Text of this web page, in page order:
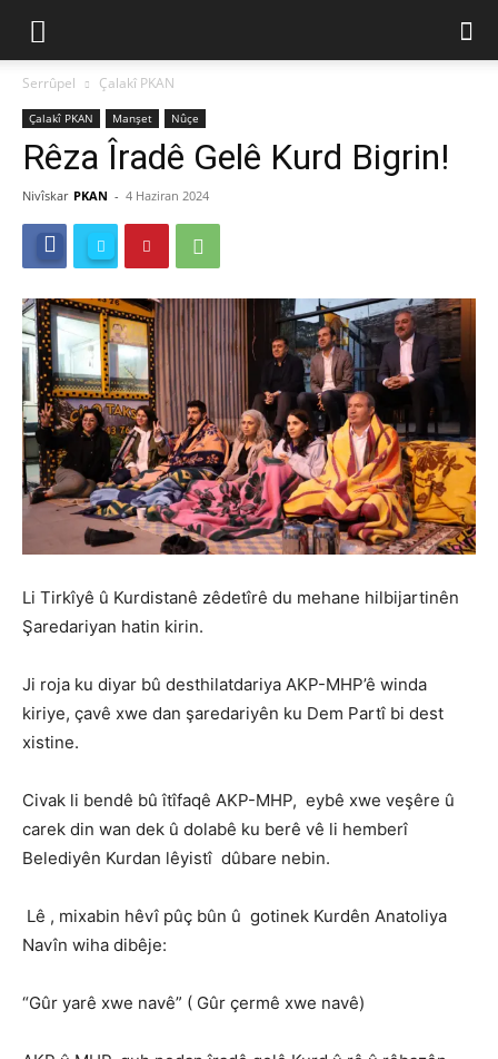
Serrûpel Çalakî PKAN
Çalakî PKAN Manşet Nûçe
Rêza Îradê Gelê Kurd Bigrin!
Nivîskar PKAN - 4 Haziran 2024
Li Tirkîyê û Kurdistanê zêdetîrê du mehane hilbijartinên
Şaredariyan hatin kirin.
Ji roja ku diyar bû desthilatdariya AKP-MHP’ê winda
kiriye, çavê xwe dan şaredariyên ku Dem Partî bi dest
xistine.
Civak li bendê bû îtîfaqê AKP-MHP, eybê xwe veşêre û
carek din wan dek û dolabê ku berê vê li hemberî
Belediyên Kurdan lêyistî dûbare nebin.
Lê , mixabin hêvî pûç bûn û gotinek Kurdên Anatoliya
Navîn wiha dibêje:
“Gûr yarê xwe navê” ( Gûr çermê xwe navê)